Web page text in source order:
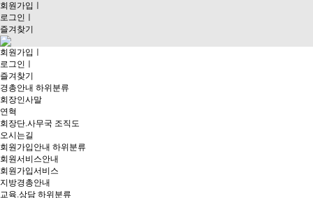
회원가입
로그인
즐겨찾기
회원가입
로그인
즐겨찾기
경총안내 하위분류
회장인사말
연혁
회장단.사무국 조직도
오시는길
회원가입안내 하위분류
회원서비스안내
회원가입서비스
지방경총안내
교육.상담 하위분류